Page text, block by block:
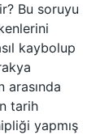
Bu soruyu
kaybolup
arasında
tarih
yapmış